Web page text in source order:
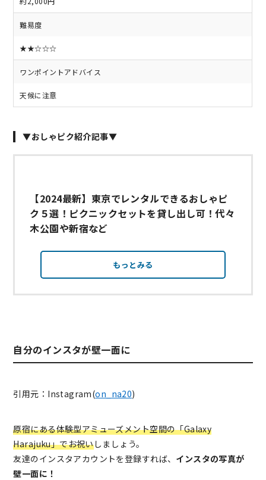
難易度
★★☆☆☆
ワンポイントアドバイス
天候に注意
▼おしゃピク紹介記事▼
【2024最新】東京でレンタルできるおしゃピ
ク５選！ピクニックセットを貸し出し可！代々
木公園や新宿など
もっとみる
自分のインスタが壁一面に
引用元：Instagram(on_na20)
原宿にある体験型アミューズメント空間の「Galaxy
Harajuku」でお祝いしましょう。
友達のインスタアカウントを登録すれば、 インスタの写真が
壁一面に！